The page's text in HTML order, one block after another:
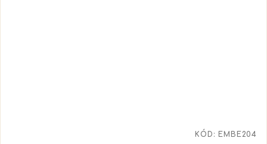
KÓD: EMBE204